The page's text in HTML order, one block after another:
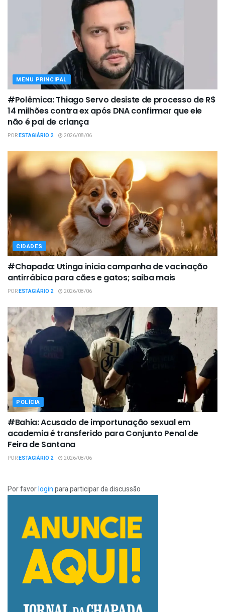
MENU PRINCIPAL
#Polêmica: Thiago Servo desiste de processo de R$
14 milhões contra ex após DNA confirmar que ele
não é pai de criança
PORESTAGIÁRIO 2 2026/08/06
CIDADES
#Chapada: Utinga inicia campanha de vacinação
antirrábica para cães e gatos; saiba mais
PORESTAGIÁRIO 2 2026/08/06
POLÍCIA
#Bahia: Acusado de importunação sexual em
academia é transferido para Conjunto Penal de
Feira de Santana
PORESTAGIÁRIO 2 2026/08/06
Por favorloginpara participar da discussão